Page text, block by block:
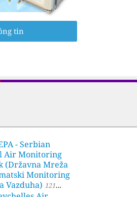
tin
- Serbian
Air Monitoring
(Državna Mreža
Monitoring
Vazduha) 121